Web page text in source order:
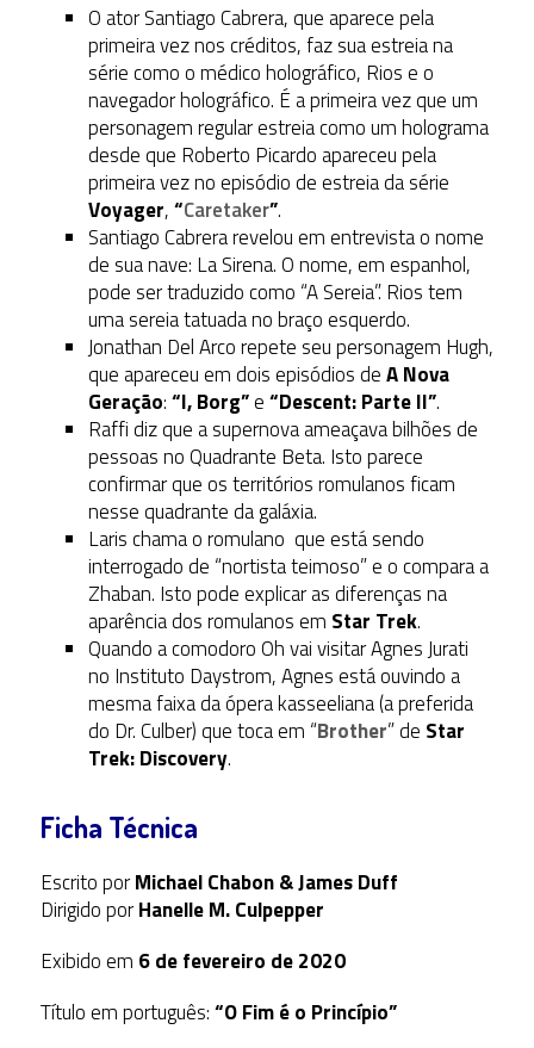
O ator Santiago Cabrera, que aparece pela
primeira vez nos créditos, faz sua estreia na
série como o médico holográfico, Rios e o
navegador holográfico. É a primeira vez que um
personagem regular estreia como um holograma
desde que Roberto Picardo apareceu pela
primeira vez no episódio de estreia da série
Voyager,“Caretaker”.
Santiago Cabrera revelou em entrevista o nome
de sua nave: La Sirena. O nome, em espanhol,
pode ser traduzido como “A Sereia”. Rios tem
uma sereia tatuada no braço esquerdo.
Jonathan Del Arco repete seu personagem Hugh,
que apareceu em dois episódios deA Nova
Geração:“I, Borg”e“Descent: Parte II”.
Raffi diz que a supernova ameaçava bilhões de
pessoas no Quadrante Beta. Isto parece
confirmar que os territórios romulanos ficam
nesse quadrante da galáxia.
Laris chama o romulano que está sendo
interrogado de “nortista teimoso” e o compara a
Zhaban. Isto pode explicar as diferenças na
aparência dos romulanos em Star Trek.
Quando a comodoro Oh vai visitar Agnes Jurati
no Instituto Daystrom, Agnes está ouvindo a
mesma faixa da ópera kasseeliana (a preferida
do Dr. Culber) que toca em “Brother” de Star
Trek: Discovery.
Ficha Técnica
Escrito porMichael Chabon & James Duff
Dirigido porHanelle M. Culpepper
Exibido em 6 de fevereiro de 2020
Título em português:“O Fim é o Princípio”